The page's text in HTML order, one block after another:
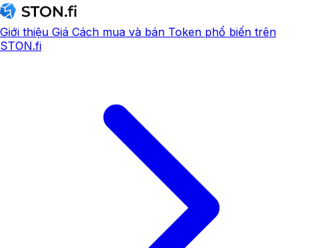
Giới thiệu Giá Cách mua và bán Token phổ biến trên
STON.fi